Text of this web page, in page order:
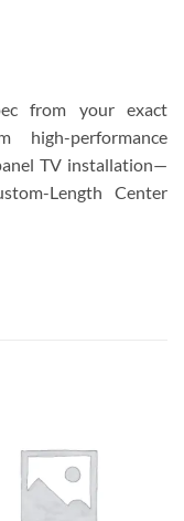
from your exact
high-performance
TV installation—
Length Center